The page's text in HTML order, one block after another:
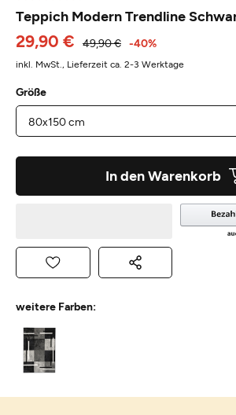
Teppich Modern Trendline
29,90 € 49,90 € -40%
inkl. MwSt., Lieferzeit ca. 2-3 Werktage
Größe
In den Warenkorb
weitere Farben: